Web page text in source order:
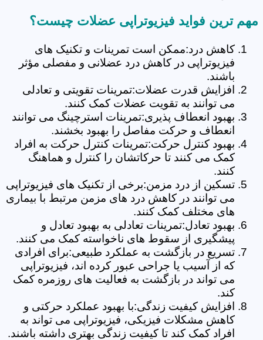
مهم ترین فواید فیزیوتراپی عضلات چیست؟
کاهش درد:ممکن است تمرینات و تکنیک های
فیزیوتراپی در کاهش درد عضلانی و مفصلی مؤثر
باشند.
افزایش قدرت عضلات:تمرینات تقویتی و تعادلی
می توانند به تقویت عضلات کمک کنند.
بهبود انعطاف پذیری:تمرینات استرچینگ می توانند
انعطاف و حرکت مفاصل را بهبود بخشند.
بهبود کنترل حرکت:تمرینات کنترل حرکت به افراد
کمک می کنند تا حرکاتشان را کنترل و هماهنگ
کنند.
تسکین از درد مزمن:برخی از تکنیک های فیزیوتراپی
می توانند در کاهش درد های مزمن مرتبط با بیماری
های مختلف کمک کنند.
بهبود تعادل:تمرینات تعادلی به بهبود تعادل و
پیشگیری از سقوط های ناخواسته کمک می کنند.
تسریع در بازگشت به عملکرد طبیعی:برای افرادی
که از آسیب یا جراحی عبور کرده اند، فیزیوتراپی
می تواند در بازگشت به فعالیت های روزمره کمک
کند.
افزایش کیفیت زندگی:با بهبود عملکرد حرکتی و
کاهش مشکلات فیزیکی، فیزیوتراپی می تواند به
افراد کمک کند تا کیفیت زندگی بهتری داشته باشند.